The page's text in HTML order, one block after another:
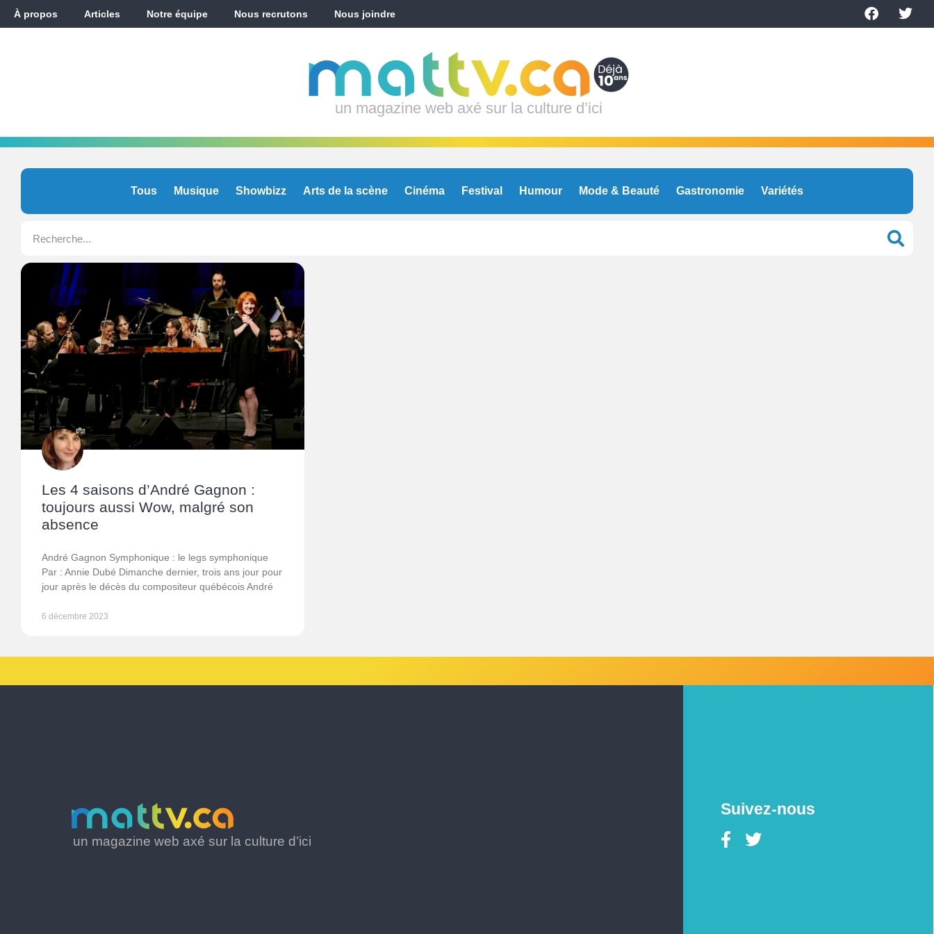
À propos Articles Notre équipe Nous recrutons Nous joindre
un magazine web axé sur la culture d’ici
Tous Musique Showbizz Arts de la scène Cinéma Festival Humour Mode & Beauté Gastronomie Variétés
Les 4 saisons d’André Gagnon :
toujours aussi Wow, malgré son
absence
André Gagnon Symphonique : le legs symphonique
Par : Annie Dubé Dimanche dernier, trois ans jour pour
jour après le décès du compositeur québécois André
6 décembre 2023
un magazine web axé sur la culture d’ici
Suivez-nous